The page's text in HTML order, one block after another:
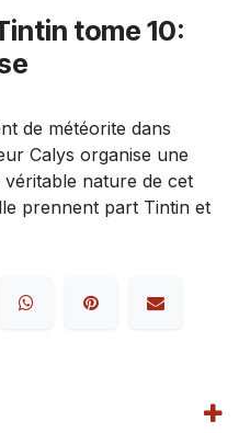
tome 10:
de météorite dans
Calys organise une
nature de cet
prennent part Tintin et